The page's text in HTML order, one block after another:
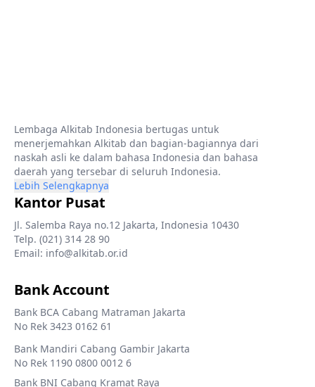
Lembaga Alkitab Indonesia bertugas untuk
menerjemahkan Alkitab dan bagian-bagiannya dari
naskah asli ke dalam bahasa Indonesia dan bahasa
daerah yang tersebar di seluruh Indonesia.
Lebih Selengkapnya
Kantor Pusat
Jl. Salemba Raya no.12 Jakarta, Indonesia 10430
Telp. (021) 314 28 90
Email: info@alkitab.or.id
Bank Account
Bank BCA Cabang Matraman Jakarta
No Rek 3423 0162 61
Bank Mandiri Cabang Gambir Jakarta
No Rek 1190 0800 0012 6
Bank BNI Cabang Kramat Raya